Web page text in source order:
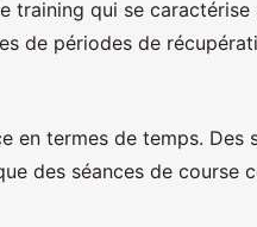
training qui se
de périodes de
en termes de temps. Des
des séances de course